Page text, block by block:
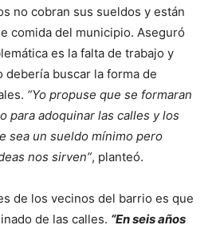
no cobran sus sueldos y están
comida del municipio. Aseguró
es la falta de trabajo y
buscar la forma de
“Yo propuse que se formaran
para adoquinar las calles y los
sea un sueldo mínimo pero
nos sirven”, planteó.
de los vecinos del barrio es que
de las calles. “En seis años